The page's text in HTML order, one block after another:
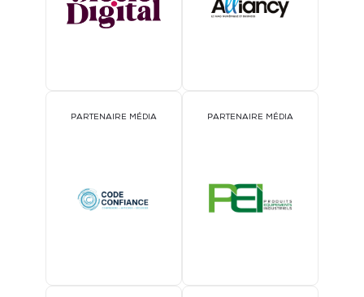
PARTENAIRE MÉDIA PARTENAIRE MÉDIA